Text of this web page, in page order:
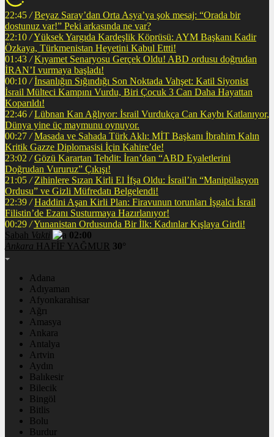
22:45 / Beyaz Saray’dan Orta Asya’ya şok mesaj: “Orada bir
dostunuz var!” Peki arkasında ne var?
22:10 /Yüksek Yargıda Kardeşlik Köprüsü: AYM Başkanı Kadir
Özkaya, Türkmenistan Heyetini Kabul Ettti!
01:43 / Kıyamet Senaryosu Gerçek Oldu! ABD ordusu doğrudan
İRAN’I vurmaya başladı!
00:10 / İnsanlığın Sığındığı Son Noktada Vahşet: Katil Siyonist
İsrail Mülteci Kampını Vurdu, Biri Çocuk 3 Can Daha Hayattan
Koparıldı!
22:46 / Lübnan Kan Ağlıyor: İsrail Vurdukça Can Kaybı Katlanıyor,
Dünya yine üç maymunu oynuyor.
00:27 / Masada ve Sahada Türk Aklı: MİT Başkanı İbrahim Kalın
Kritik Gazze Diplomasisi İçin Kahire’de!
23:02 / Gözü Karartan Tehdit: İran’dan “ABD Eyaletlerini
Doğrudan Vururuz” Çıkışı!
21:05 / Zihinlere Sızan Kirli El İfşa Oldu: İsrail’in “Manipülasyon
Ordusu” ve Gizli Müfredatı Belgelendi!
22:39 / Haddini Aşan Kirli Plan: Firavunun torunları İşgalci İsrail
Filistin’de Ezanı Susturmaya Hazırlanıyor!
00:29 /Yunanistan Ordusunda Bir İlk: Kadınlar Kışlaya Girdi!
Sabah Vakti
02:00
Ankara HAFİF YAĞMUR 30°
Adana
Adıyaman
Afyonkarahisar
Ağrı
Amasya
Ankara
Antalya
Artvin
Aydın
Balıkesir
Bilecik
Bingöl
Bitlis
Bolu
Burdur